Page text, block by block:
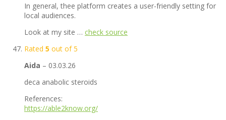
In general, thee platform creates a user-friendly setting for
local audiences.
Look at my site … check source
Rated 5 out of 5
Aida – 03.03.26
deca anabolic steroids
References:
https://able2know.org/